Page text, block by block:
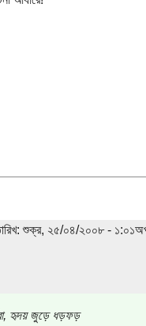
শুক্র, ২৫/০৪/২০০৮ -
হৃদয় জুড়ে ধড়ফড়